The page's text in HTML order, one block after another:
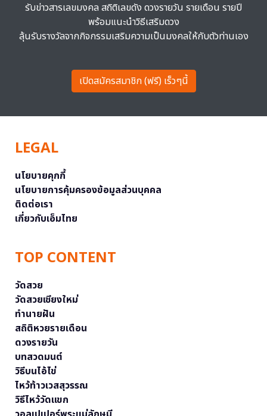
รับข่าวสารเลขมงคล สถิติเลขดัง ดวงรายวัน รายเดือน รายปี
พร้อมแนะนำวิธีเสริมดวง
ลุ้นรับรางวัลจากกิจกรรมเสริมความเป็นมงคลให้กับตัวท่านเอง
เปิดสมัครสมาชิก (ฟรี) เร็วๆนี้
LEGAL
นโยบายคุกกี้
นโยบายการคุ้มครองข้อมูลส่วนบุคคล
ติดต่อเรา
เกี่ยวกับเอ็มไทย
TOP CONTENT
วัดสวย
วัดสวยเชียงใหม่
ทำนายฝัน
สถิติหวยรายเดือน
ดวงรายวัน
บทสวดมนต์
วิธีบนไอ้ไข่
ไหว้ท้าวเวสสุวรรณ
วิธีไหว้วัดแขก